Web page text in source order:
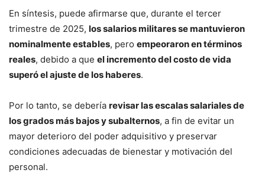
En síntesis, puede afirmarse que, durante el tercer
trimestre de 2025, los salarios militares se mantuvieron
nominalmente estables, pero empeoraron en términos
reales, debido a que el incremento del costo de vida
superó el ajuste de los haberes.
Por lo tanto, se debería revisar las escalas salariales de
los grados más bajos y subalternos, a fin de evitar un
mayor deterioro del poder adquisitivo y preservar
condiciones adecuadas de bienestar y motivación del
personal.